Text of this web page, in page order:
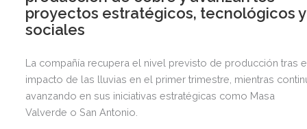
proyectos estratégicos, tecnológicos y
sociales
La compañía recupera el nivel previsto de producción tras
impacto de las lluvias en el primer trimestre, mientras
avanzando en sus iniciativas estratégicas como Masa
Valverde o San Antonio.